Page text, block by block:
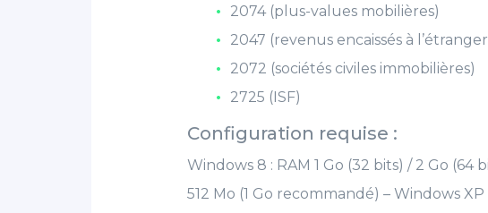
2074 (plus-values mobilières)
2047 (revenus encaissés à
2072 (sociétés civiles immobilières)
2725 (ISF)
Configuration requise :
Windows 8 : RAM 1 Go (32 bits) / 2 Go (64
512 Mo (1 Go recommandé) – Windows